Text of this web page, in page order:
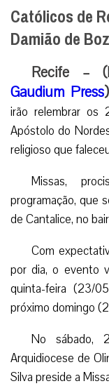
Católicos de
Damião de
Recife –
Gaudium Press)
irão relembrar os
Apóstolo do
religioso que
Missas,
programação, que
de Cantalice, no
Com
por dia, o evento
quinta-feira (23/
próximo domingo
No sábado,
Arquidiocese de
Silva preside a